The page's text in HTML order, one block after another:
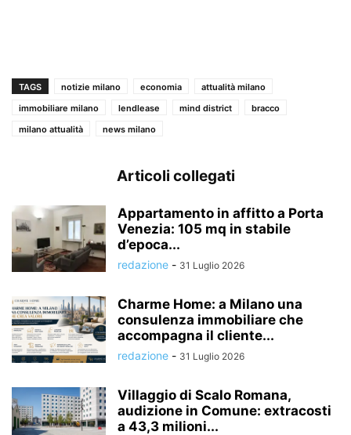
TAGS notizie milano economia
attualità milano
immobiliare milano
lendlease mind district
bracco
milano attualità
news milano
Articoli collegati
Appartamento in affitto a Porta
Venezia: 105 mq in stabile
d’epoca...
redazione - 31 Luglio 2026
Charme Home: a Milano una
consulenza immobiliare che
accompagna il cliente...
redazione - 31 Luglio 2026
Villaggio di Scalo Romana,
audizione in Comune: extracosti
a 43,3 milioni...